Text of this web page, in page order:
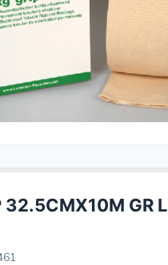
32.5CMX10M GR L